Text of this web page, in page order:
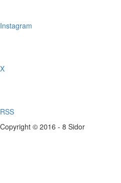
Instagram
X
RSS
Copyright © 2016 - 8 Sidor